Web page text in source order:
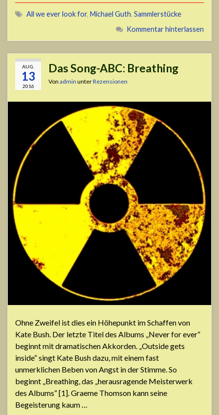
All we ever look for, Michael Guth, Sammlerstücke
Kommentar hinterlassen
AUG.
13
2016
Das Song-ABC: Breathing
Von admin unterRezensionen
Ohne Zweifel ist dies ein Höhepunkt im Schaffen von
Kate Bush. Der letzte Titel des Albums „Never for ever“
beginnt mit dramatischen Akkorden. „Outside gets
inside“ singt Kate Bush dazu, mit einem fast
unmerklichen Beben von Angst in der Stimme. So
beginnt „Breathing, das „herausragende Meisterwerk
des Albums“ [1]. Graeme Thomson kann seine
Begeisterung kaum …